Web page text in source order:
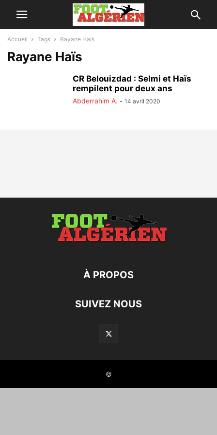
Accueil Tags Rayane Haïs
Rayane Haïs
CR Belouizdad : Selmi et Haïs
rempilent pour deux ans
Abderrahim A. - 14 avril 2020
À PROPOS
SUIVEZ NOUS
©